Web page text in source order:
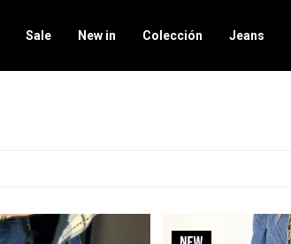
Sale New in Colección Jeans